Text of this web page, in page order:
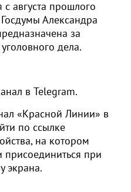
августа прошлого
Александра
за
дела.
в Telegram.
«Красной Линии» в
по ссылке
на котором
присоединиться при
экрана.